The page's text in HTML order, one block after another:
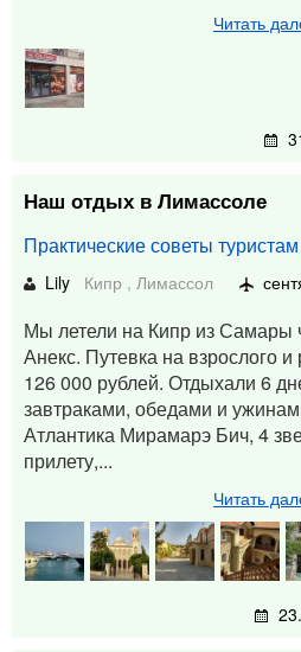
Читать
Наш отдых в Лимассоле
Практические советы туристам
Lily Кипр , Лимассол
Мы летели на Кипр из Самары
Анекс. Путевка на взрослого
126 000 рублей. Отдыхали 6
завтраками, обедами и
Атлантика Мирамарэ Бич, 4
прилету,...
Читать